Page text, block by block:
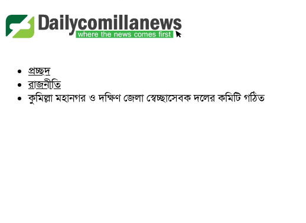
ব্রাহ্মণপাড়া
লাকসাম
লালমাই
প্রচ্ছদ
রাজনীতি
কুমিল্লা মহানগর ও দক্ষিণ জেলা স্বেচ্ছাসেবক দলের কমিটি গঠিত